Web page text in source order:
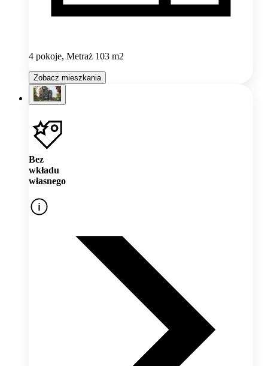
4 pokoje, Metraż 103 m2
Zobacz mieszkania
Bez
wkładu
własnego